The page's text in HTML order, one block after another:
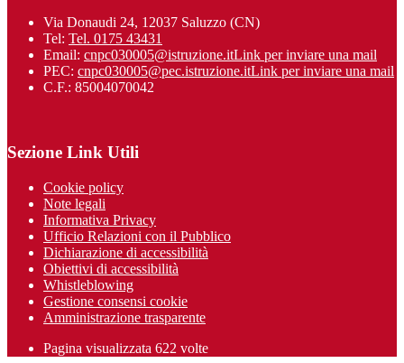
Via Donaudi 24, 12037 Saluzzo (CN)
Tel: Tel. 0175 43431
Email: cnpc030005@istruzione.itLink per inviare una mail
PEC: cnpc030005@pec.istruzione.itLink per inviare una mail
C.F.: 85004070042
Sezione Link Utili
Cookie policy
Note legali
Informativa Privacy
Ufficio Relazioni con il Pubblico
Dichiarazione di accessibilità
Obiettivi di accessibilità
Whistleblowing
Gestione consensi cookie
Amministrazione trasparente
Pagina visualizzata 622 volte